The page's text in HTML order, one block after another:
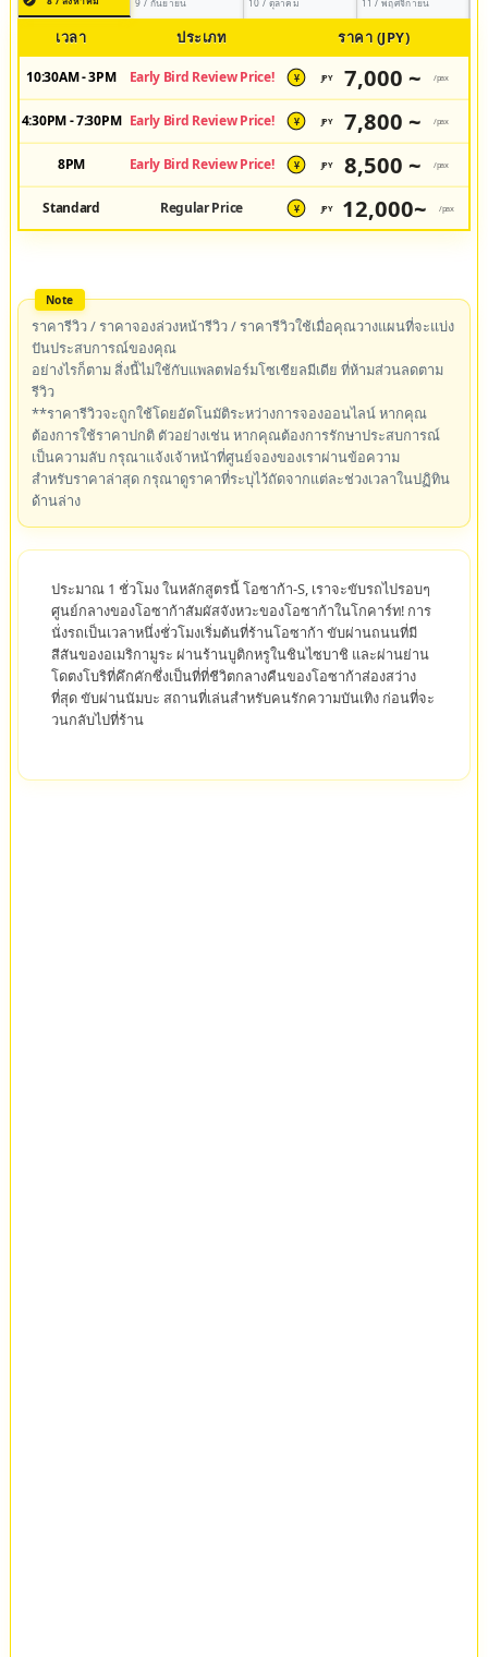
9 / กันยายน 10 / ตุลาคม 11 / พฤศจิกายน
เวลา ประเภท ราคา (JPY)
10:30AM - 3PM Early Bird Review Price! ¥ JPY 7,000 ~ /pax
4:30PM - 7:30PM Early Bird Review Price! ¥ JPY 7,800 ~ /pax
8PM Early Bird Review Price! ¥ JPY 8,500 ~ /pax
Standard Regular Price ¥ JPY 12,000~ /pax
ราคารีวิว / ราคาจองล่วงหน้ารีวิว / ราคารีวิวใช้เมื่อคุณวางแผนที่จะแบ่ง
ปันประสบการณ์ของคุณ
อย่างไรก็ตาม สิ่งนี้ไม่ใช้กับแพลตฟอร์มโซเชียลมีเดีย ที่ห้ามส่วนลดตาม
รีวิว
**ราคารีวิวจะถูกใช้โดยอัตโนมัติระหว่างการจองออนไลน์ หากคุณ
ต้องการใช้ราคาปกติ ตัวอย่างเช่น หากคุณต้องการรักษาประสบการณ์
เป็นความลับ กรุณาแจ้งเจ้าหน้าที่ศูนย์จองของเราผ่านข้อความ
สำหรับราคาล่าสุด กรุณาดูราคาที่ระบุไว้ถัดจากแต่ละช่วงเวลาในปฏิทิน
ด้านล่าง
ประมาณ 1 ชั่วโมง ในหลักสูตรนี้ โอซาก้า-S, เราจะขับรถไปรอบๆ
ศูนย์กลางของโอซาก้าสัมผัสจังหวะของโอซาก้าในโกคาร์ท! การ
นั่งรถเป็นเวลาหนึ่งชั่วโมงเริ่มต้นที่ร้านโอซาก้า ขับผ่านถนนที่มี
สีสันของอเมริกามูระ ผ่านร้านบูติกหรูในชินไซบาชิ และผ่านย่าน
โดตงโบริที่คึกคักซึ่งเป็นที่ที่ชีวิตกลางคืนของโอซาก้าส่องสว่าง
ที่สุด ขับผ่านนัมบะ สถานที่เล่นสำหรับคนรักความบันเทิง ก่อนที่จะ
วนกลับไปที่ร้าน